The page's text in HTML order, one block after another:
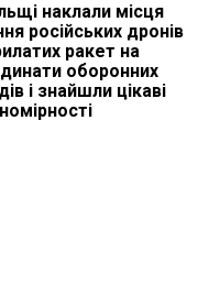
наклали місця
російських дронів
ракет на
оборонних
і знайшли цікаві